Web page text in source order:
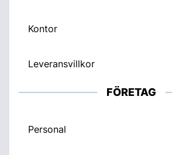
Kontor
Leveransvillkor
FÖRETAG
Personal